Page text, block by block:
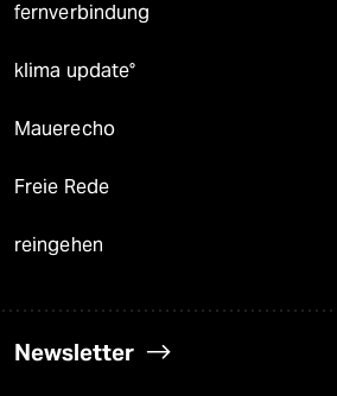
fernverbindung
klima update°
Mauerecho
Freie Rede
reingehen
Newsletter